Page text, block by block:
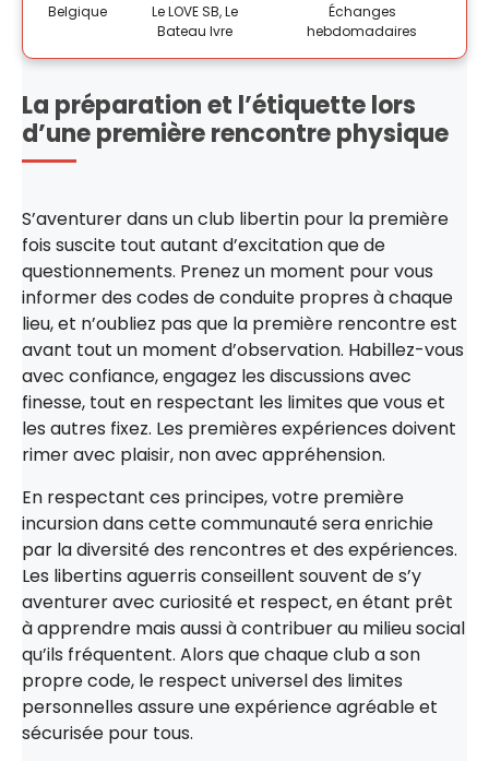
Belgique
Le LOVE SB, Le
Bateau Ivre
Échanges
hebdomadaires
La préparation et l’étiquette lors
d’une première rencontre physique
S’aventurer dans un club libertin pour la première
fois suscite tout autant d’excitation que de
questionnements. Prenez un moment pour vous
informer des codes de conduite propres à chaque
lieu, et n’oubliez pas que la première rencontre est
avant tout un moment d’observation. Habillez-vous
avec confiance, engagez les discussions avec
finesse, tout en respectant les limites que vous et
les autres fixez. Les premières expériences doivent
rimer avec plaisir, non avec appréhension.
En respectant ces principes, votre première
incursion dans cette communauté sera enrichie
par la diversité des rencontres et des expériences.
Les libertins aguerris conseillent souvent de s’y
aventurer avec curiosité et respect, en étant prêt
à apprendre mais aussi à contribuer au milieu social
qu’ils fréquentent. Alors que chaque club a son
propre code, le respect universel des limites
personnelles assure une expérience agréable et
sécurisée pour tous.